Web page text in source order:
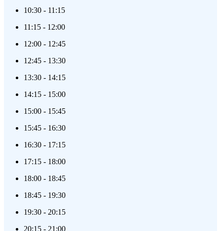
10:30 - 11:15
11:15 - 12:00
12:00 - 12:45
12:45 - 13:30
13:30 - 14:15
14:15 - 15:00
15:00 - 15:45
15:45 - 16:30
16:30 - 17:15
17:15 - 18:00
18:00 - 18:45
18:45 - 19:30
19:30 - 20:15
20:15 - 21:00